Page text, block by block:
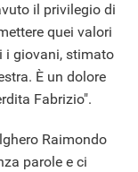
il privilegio di
quei valori
i giovani, stimato
È un dolore
Fabrizio".
Raimondo
parole e ci